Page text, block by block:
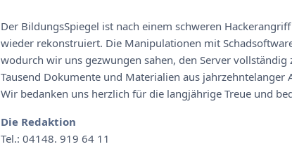
Der BildungsSpiegel ist nach einem schweren
wieder rekonstruiert. Die Manipulationen mit
wodurch wir uns gezwungen sahen, den Server vollständig
Tausend Dokumente und Materialien aus
Wir bedanken uns herzlich für die langjährige Treue und
Die Redaktion
Tel.: 04148. 919 64 11